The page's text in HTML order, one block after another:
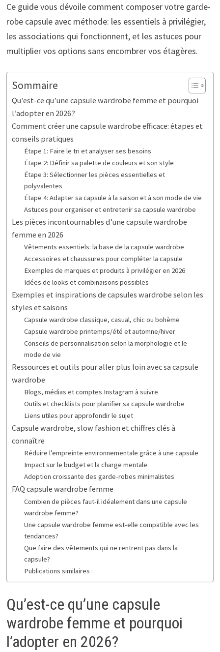
Ce guide vous dévoile comment composer votre garde-
robe capsule avec méthode: les essentiels à privilégier,
les associations qui fonctionnent, et les astuces pour
multiplier vos options sans encombrer vos étagères.
Sommaire
Qu’est-ce qu’une capsule wardrobe femme et pourquoi
l’adopter en 2026?
Comment créer une capsule wardrobe efficace: étapes et
conseils pratiques
Étape 1: Faire le tri et analyser ses besoins
Étape 2: Définir sa palette de couleurs et son style
Étape 3: Sélectionner les pièces essentielles et
polyvalentes
Étape 4: Adapter sa capsule à la saison et à son mode de vie
Astuces pour organiser et entretenir sa capsule wardrobe
Les pièces incontournables d’une capsule wardrobe
femme en 2026
Vêtements essentiels: la base de la capsule wardrobe
Accessoires et chaussures pour compléter la capsule
Exemples de marques et produits à privilégier en 2026
Idées de looks et combinaisons possibles
Exemples et inspirations de capsules wardrobe selon les
styles et saisons
Capsule wardrobe classique, casual, chic ou bohème
Capsule wardrobe printemps/été et automne/hiver
Conseils de personnalisation selon la morphologie et le
mode de vie
Ressources et outils pour aller plus loin avec sa capsule
wardrobe
Blogs, médias et comptes Instagram à suivre
Outils et checklists pour planifier sa capsule wardrobe
Liens utiles pour approfondir le sujet
Capsule wardrobe, slow fashion et chiffres clés à
connaître
Réduire l’empreinte environnementale grâce à une capsule
Impact sur le budget et la charge mentale
Adoption croissante des garde-robes minimalistes
FAQ capsule wardrobe femme
Combien de pièces faut-il idéalement dans une capsule
wardrobe femme?
Une capsule wardrobe femme est-elle compatible avec les
tendances?
Que faire des vêtements qui ne rentrent pas dans la
capsule?
Publications similaires :
Qu’est-ce qu’une capsule
wardrobe femme et pourquoi
l’adopter en 2026?